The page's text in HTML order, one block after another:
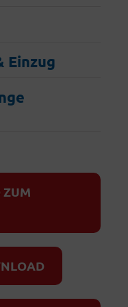
Einzug
ZUM